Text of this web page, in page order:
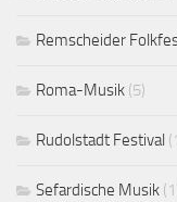
Remscheider
Roma-Musik (5)
Rudolstadt Festival
Sefardische Musik